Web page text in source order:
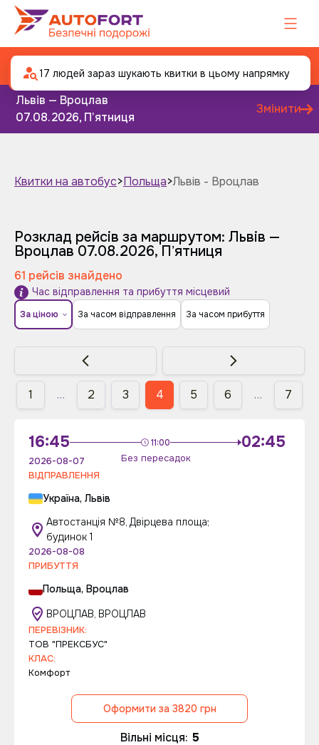
Автобус Львів - Вроцлав
Львів — Вроцлав
07.08.2026, Пʼятниця
Змінити
Квитки на автобус>Польща>Львів - Вроцлав
17 людей зараз шукають квитки в цьому напрямку
Розклад рейсів за маршрутом: Львів —
Вроцлав 07.08.2026, Пʼятниця
61 рейсів знайдено
Час відправлення та прибуття місцевий
За ціною За часом відправлення За часом прибуття
1 … 2 3 4 5 6 … 7
16:45 11:00
Без пересадок
02:45
2026-08-07
ВІДПРАВЛЕННЯ
Україна, Львів
Автостанція №8, Двірцева площа;
будинок 1
2026-08-08
ПРИБУТТЯ
Польща, Вроцлав
ВРОЦЛАВ, ВРОЦЛАВ
ПЕРЕВІЗНИК:
ТОВ "ПРЕКСБУС"
КЛАС:
Комфорт
Оформити за 3820 грн
Вільні місця: 5